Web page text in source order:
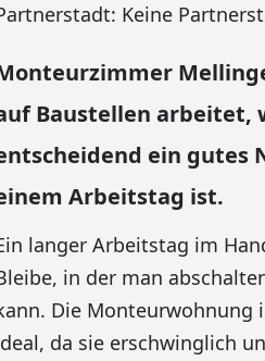
Keine
Baustellen arbeitet,
ein gutes
Arbeitstag ist.
langer Arbeitstag im
in der man
Die Monteurwohnung
da sie erschwinglich